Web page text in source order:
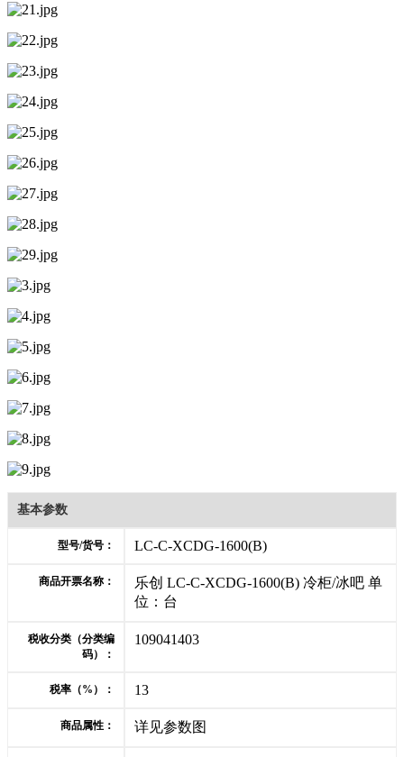
基本参数
型号/货号： LC-C-XCDG-1600(B)
商品开票名称：
乐创 LC-C-XCDG-1600(B) 冷柜/冰吧 单
位：台
税收分类（分类编
码）：
109041403
税率（%）： 13
商品属性： 详见参数图